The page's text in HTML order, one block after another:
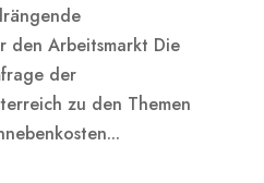
den Arbeitsmarkt Die
der
zu den Themen